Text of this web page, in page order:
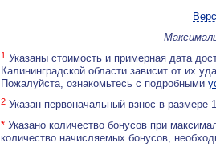
1 Указаны стоимость и примерная дата
Калининградской области зависит от их
Пожалуйста, ознакомьтесь с подробными
2 Указан первоначальный взнос в
* Указано количество бонусов при
количество начисляемых бонусов,